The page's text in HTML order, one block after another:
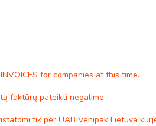
for companies at this time.
faktūrų pateikti negalime.
tik per UAB Venipak Lietuva